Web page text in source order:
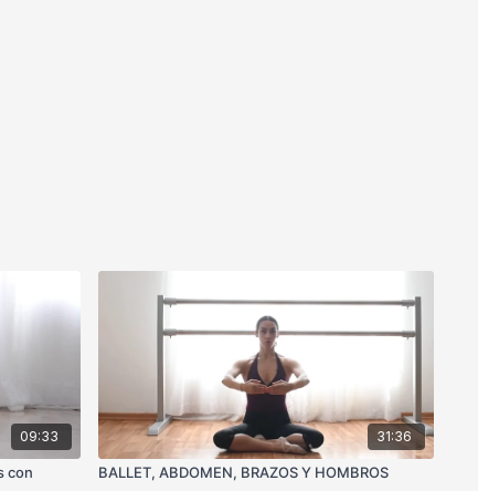
09:33
con
31:36
BALLET, ABDOMEN, BRAZOS Y HOMBROS